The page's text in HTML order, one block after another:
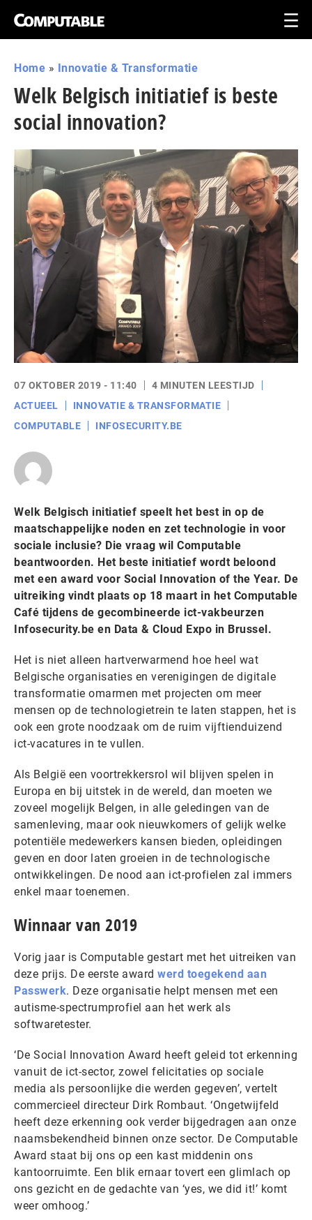
Home » Innovatie & Transformatie
Welk Belgisch initiatief is beste
social innovation?
07 OKTOBER 2019 - 11:40
4 MINUTEN LEESTIJD
ACTUEEL
INNOVATIE & TRANSFORMATIE
COMPUTABLE
INFOSECURITY.BE
Welk Belgisch initiatief speelt het best in op de
maatschappelijke noden en zet technologie in voor
sociale inclusie? Die vraag wil Computable
beantwoorden. Het beste initiatief wordt beloond
met een award voor Social Innovation of the Year. De
uitreiking vindt plaats op 18 maart in het Computable
Café tijdens de gecombineerde ict-vakbeurzen
Infosecurity.be en Data & Cloud Expo in Brussel.
Het is niet alleen hartverwarmend hoe heel wat
Belgische organisaties en verenigingen de digitale
transformatie omarmen met projecten om meer
mensen op de technologietrein te laten stappen, het is
ook een grote noodzaak om de ruim vijftienduizend
ict-vacatures in te vullen.
Als België een voortrekkersrol wil blijven spelen in
Europa en bij uitstek in de wereld, dan moeten we
zoveel mogelijk Belgen, in alle geledingen van de
samenleving, maar ook nieuwkomers of gelijk welke
potentiële medewerkers kansen bieden, opleidingen
geven en door laten groeien in de technologische
ontwikkelingen. De nood aan ict-profielen zal immers
enkel maar toenemen.
Winnaar van 2019
Vorig jaar is Computable gestart met het uitreiken van
deze prijs. De eerste award werd toegekend aan
Passwerk. Deze organisatie helpt mensen met een
autisme-spectrumprofiel aan het werk als
softwaretester.
‘De Social Innovation Award heeft geleid tot erkenning
vanuit de ict-sector, zowel felicitaties op sociale
media als persoonlijke die werden gegeven’, vertelt
commercieel directeur Dirk Rombaut. ‘Ongetwijfeld
heeft deze erkenning ook verder bijgedragen aan onze
naamsbekendheid binnen onze sector. De Computable
Award staat bij ons op een kast middenin ons
kantoorruimte. Een blik ernaar tovert een glimlach op
ons gezicht en de gedachte van ‘yes, we did it!’ komt
weer omhoog.’